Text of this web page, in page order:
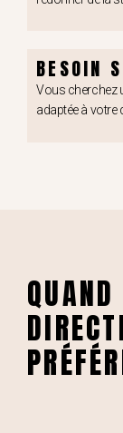
BESOIN
Vous cherchez
adaptée à votre
QUAND